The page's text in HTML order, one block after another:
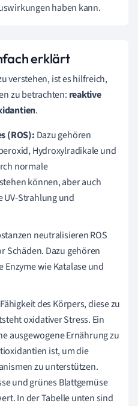
haben kann.
erklärt
verstehen, ist es hilfreich,
zu betrachten: reaktive
.
(ROS): Dazu gehören
Hydroxylradikale und
normale
können, aber auch
Strahlung und
neutralisieren ROS
Schäden. Dazu gehören
Enzyme wie Katalase und
des Körpers, diese zu
oxidativer Stress. Ein
ausgewogene Ernährung zu
ist, um die
zu unterstützen.
und grünes Blattgemüse
In der Tabelle unten sind